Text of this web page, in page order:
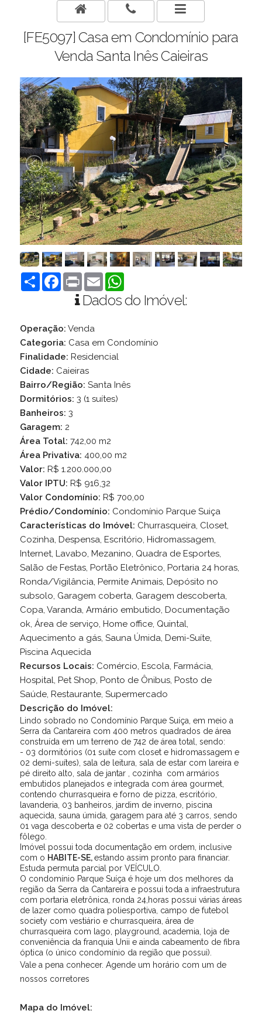
[FE5097] Casa em Condomínio para
Venda Santa Inês Caieiras
Compartilhar
Facebook
Print EmailWhatsApp
Dados do Imóvel:
Operação: Venda
Categoria: Casa em Condomínio
Finalidade: Residencial
Cidade: Caieiras
Bairro/Região: Santa Inês
Dormitórios: 3 (1 suítes)
Banheiros: 3
Garagem: 2
Área Total: 742,00 m2
Área Privativa: 400,00 m2
Valor: R$ 1.200.000,00
Valor IPTU: R$ 916,32
Valor Condomínio: R$ 700,00
Prédio/Condomínio: Condomínio Parque Suiça
Características do Imóvel: Churrasqueira, Closet,
Cozinha, Despensa, Escritório, Hidromassagem,
Internet, Lavabo, Mezanino, Quadra de Esportes,
Salão de Festas, Portão Eletrônico, Portaria 24 horas,
Ronda/Vigilância, Permite Animais, Depósito no
subsolo, Garagem coberta, Garagem descoberta,
Copa, Varanda, Armário embutido, Documentação
ok, Área de serviço, Home office, Quintal,
Aquecimento a gás, Sauna Úmida, Demi-Suíte,
Piscina Aquecida
Recursos Locais: Comércio, Escola, Farmácia,
Hospital, Pet Shop, Ponto de Ônibus, Posto de
Saúde, Restaurante, Supermercado
Descrição do Imóvel:
Lindo sobrado no Condomínio Parque Suíça, em meio a
Serra da Cantareira com 400 metros quadrados de área
construída em um terreno de 742 de área total, sendo:
- 03 dormitórios (01 suíte com closet e hidromassagem e
02 demi-suítes), sala de leitura, sala de estar com lareira e
pé direito alto, sala de jantar , cozinha
com armários
embutidos planejados eintegrada com área gourmet,
contendo churrasqueira e forno de pizza, escritório,
lavanderia, 03 banheiros, jardim de inverno, piscina
aquecida, sauna úmida, garagem para até 3 carros, sendo
01 vaga descoberta e 02 cobertas e uma vista de perder o
fôlego.
Imóvel possui toda documentação em ordem, inclusive
com o HABITE-SE,estando assim pronto para financiar.
Estuda permuta parcial por VEÍCULO.
O condomínio Parque Suíça é hoje um dos melhores da
região da Serra da Cantareira e possui toda a infraestrutura
com portaria eletrônica, ronda 24,horas possui várias áreas
de lazer como quadra poliesportiva, campo de futebol
society com vestiário e churrasqueira, área de
churrasqueira com lago, playground, academia, loja de
conveniência da franquia Unii e ainda cabeamento de fibra
óptica (o único condomínio da região que possui).
Vale a pena conhecer. Agende um horário com um de
nossos corretores
Mapa do Imóvel: